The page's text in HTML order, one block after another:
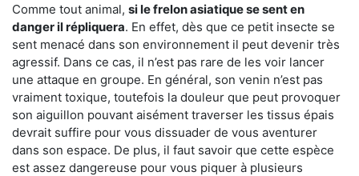
Comme tout animal, si le frelon asiatique se sent en
danger il répliquera. En effet, dès que ce petit insecte se
sent menacé dans son environnement il peut devenir très
agressif. Dans ce cas, il n’est pas rare de les voir lancer
une attaque en groupe. En général, son venin n’est pas
vraiment toxique, toutefois la douleur que peut provoquer
son aiguillon pouvant aisément traverser les tissus épais
devrait suffire pour vous dissuader de vous aventurer
dans son espace. De plus, il faut savoir que cette espèce
est assez dangereuse pour vous piquer à plusieurs